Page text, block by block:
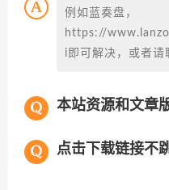
例如蓝奏盘，
https://
i即可解决，或者请
本站资源和文章
点击下载链接不